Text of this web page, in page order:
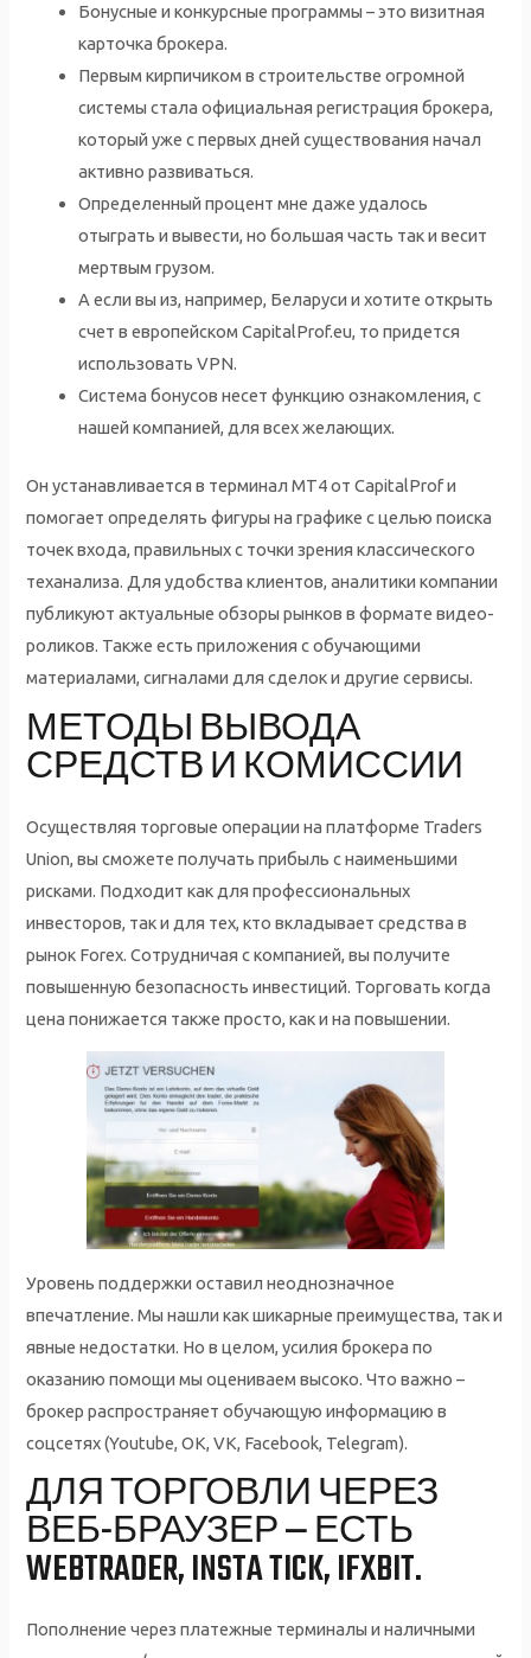
Бонусные и конкурсные программы – это визитная
карточка брокера.
Первым кирпичиком в строительстве огромной
системы стала официальная регистрация брокера,
который уже с первых дней существования начал
активно развиваться.
Определенный процент мне даже удалось
отыграть и вывести, но большая часть так и весит
мертвым грузом.
А если вы из, например, Беларуси и хотите открыть
счет в европейском CapitalProf.eu, то придется
использовать VPN.
Система бонусов несет функцию ознакомления, с
нашей компанией, для всех желающих.
Он устанавливается в терминал МТ4 от CapitalProf и
помогает определять фигуры на графике с целью поиска
точек входа, правильных с точки зрения классического
теханализа. Для удобства клиентов, аналитики компании
публикуют актуальные обзоры рынков в формате видео-
роликов. Также есть приложения с обучающими
материалами, сигналами для сделок и другие сервисы.
МЕТОДЫ ВЫВОДА
СРЕДСТВ И КОМИССИИ
Осуществляя торговые операции на платформе Traders
Union, вы сможете получать прибыль с наименьшими
рисками. Подходит как для профессиональных
инвесторов, так и для тех, кто вкладывает средства в
рынок Forex. Сотрудничая с компанией, вы получите
повышенную безопасность инвестиций. Торговать когда
цена понижается также просто, как и на повышении.
Уровень поддержки оставил неоднозначное
впечатление. Мы нашли как шикарные преимущества, так и
явные недостатки. Но в целом, усилия брокера по
оказанию помощи мы оцениваем высоко. Что важно –
брокер распространяет обучающую информацию в
соцсетях (Youtube, OK, VK, Facebook, Telegram).
ДЛЯ ТОРГОВЛИ ЧЕРЕЗ
ВЕБ-БРАУЗЕР — ЕСТЬ
WEBTRADER, INSTA TICK, IFXBIT.
Пополнение через платежные терминалы и наличными